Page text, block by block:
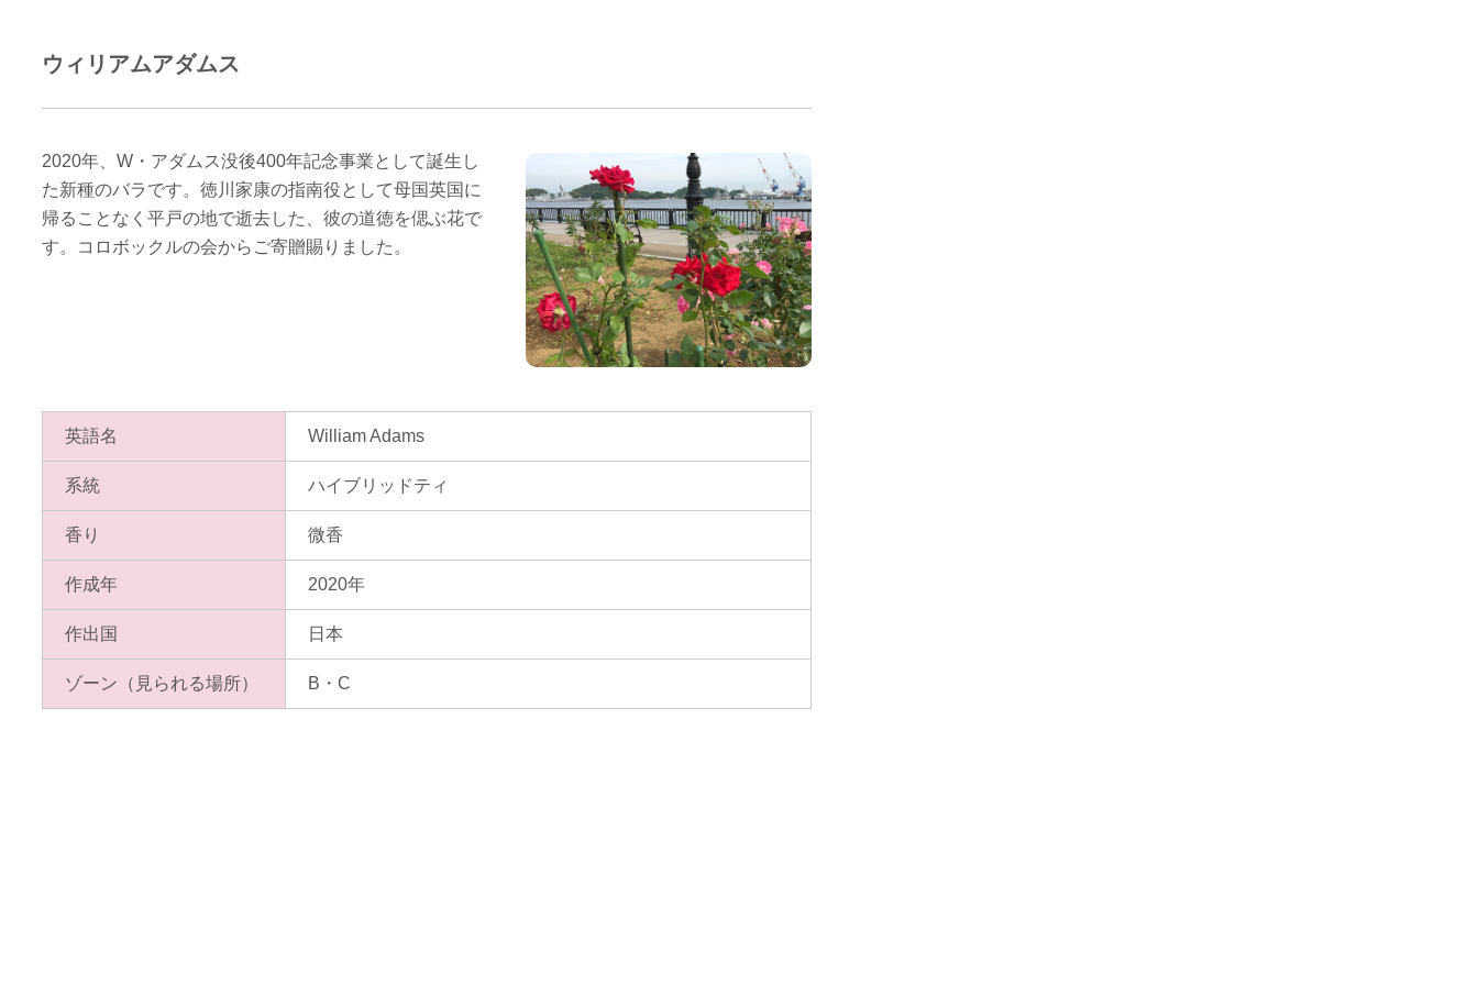
ウィリアムアダムス
2020年、W・アダムス没後400年記念事業として誕生し
た新種のバラです。徳川家康の指南役として母国英国に
帰ることなく平戸の地で逝去した、彼の道徳を偲ぶ花で
す。コロボックルの会からご寄贈賜りました。
英語名 William Adams
系統 ハイブリッドティ
香り 微香
作成年 2020年
作出国 日本
ゾーン （見られる場所） B・C